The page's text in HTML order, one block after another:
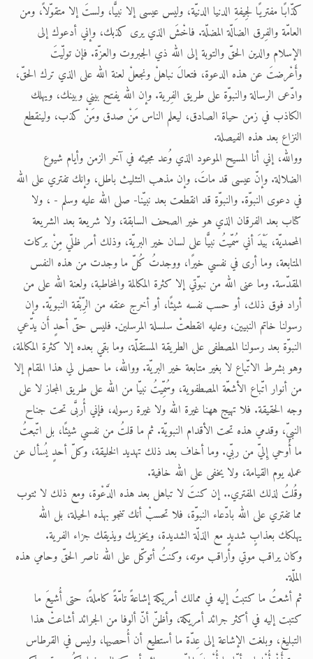
كذّابًا مفتريًا لجِيفةِ الدنيا الدنيّة، وليس عيسى إلا نبيًّا، ولستَ إلا متقوّلاً، ومن
العامّة والفِرق الضالّة المضلّة. فاخْشَ الذي يرى كذبك، وإني أدعوك إلى
الإسلام والدين الحقّ والتوبة إلى الله ذي الجبروت والعزّة. فإن تولّيتَ
وأَعْرضتَ عن هذه الدعوة، فتعالَ نباهلْ ونجعلْ لعنة الله على الذي ترك الحقّ،
وادّعى الرسالة والنبوّة على طريق الفِرية. وإن الله يفتح بيني وبينك، ويهلك
الكاذب في زمن حياة الصادق، ليعلم الناس مَنْ صدق ومَنْ كذب، ولينقطع
النزاع بعد هذه الفيصلة.
ووالله، إني أنا المسيح الموعود الذي وُعد مجيئه في آخر الزمن وأيام شيوع
الضلالة. وإنّ عيسى قد ماتَ، وإن مذهب التثليث باطل، وإنك تفتري على الله
في دعوى النبوّة. والنبوّة قد انقطعت بعد نبيّنا- صلى الله عليه وسلم - ، ولا
كتاب بعد الفرقان الذي هو خير الصحف السابقة، ولا شريعة بعد الشريعة
المحمديّة، بَيْدَ أني سُمّيتُ نبيًّا على لسان خير البريّة، وذلك أمر ظلّي مِنْ بركات
المتابعة، وما أرى في نفسي خيرًا، ووجدتُ كُلّ ما وجدت من هذه النفس
المقدّسة. وما عنى الله من نبوّتي إلا كثرة المكالمة والمخاطبة، ولعنة الله على من
أراد فوق ذلك، أو حسب نفسه شيئًا، أو أخرج عنقه من الرِّبْقة النبويّة. وإن
رسولنا خاتم النبيين، وعليه انقطعتْ سلسلة المرسلين. فليس حقّ أحدٍ أَن يدّعي
النبوّة بعد رسولنا المصطفى على الطريقة المستقلّة، وما بقي بعده إلا كثرة المكالمة،
وهو بشرط الاتّباع لا بغير متابعة خير البريّة. ووالله، ما حصل لي هذا المقام إلا
من أنوار اتّباع الأشعّة المصطفوية، وسُمِّيتُ نبيّا من الله على طريق المجاز لا على
وجه الحقيقة. فلا تهيج ههنا غيرة الله ولا غيرة رسوله، فإني أُربَّى تحت جناح
النبيّ، وقدمي هذه تحت الأقدام النبويّة. ثم ما قلتُ من نفسي شيئًا، بل اتّبعتُ
ما أُوحي إِليّ من ربّي. وما أخاف بعد ذلك تهديد الخليقة، وكلّ أحدٍ يُسأل عن
عمله يوم القيامة، ولا يخفى على الله خافية.
وقُلتُ لذلك المفتري.. إن كنتَ لا تباهل بعد هذه الدَّعْوة، ومع ذلك لا تتوب
مما تفتري على الله بادّعاء النبوّة، فلا تحسبْ أنك تنجو بهذه الحيلة، بل الله
يهلكك بعذابٍ شديدٍ مع الذلّة الشديدة، ويخزيك ويذيقك جزاء الفرية.
وكان يراقب موتي وأراقب موته، وكنتُ أتوكّل على الله ناصر الحقّ وحامي هذه
الملّة.
ثم أشعتُ ما كتبتُ إليه في ممالك أمريكة إشاعةً تامّةً كاملةً، حتى أُشيعَ ما
كتبت إليه في أكثر جرائد أمريكة، وأظنّ أنّ ألوفا من الجرائد أشاعتْ هذا
التبليغ، وبلغت الإشاعة إلى عِدّة ما أستطيع أن أُحصيها، وليس في القرطاس